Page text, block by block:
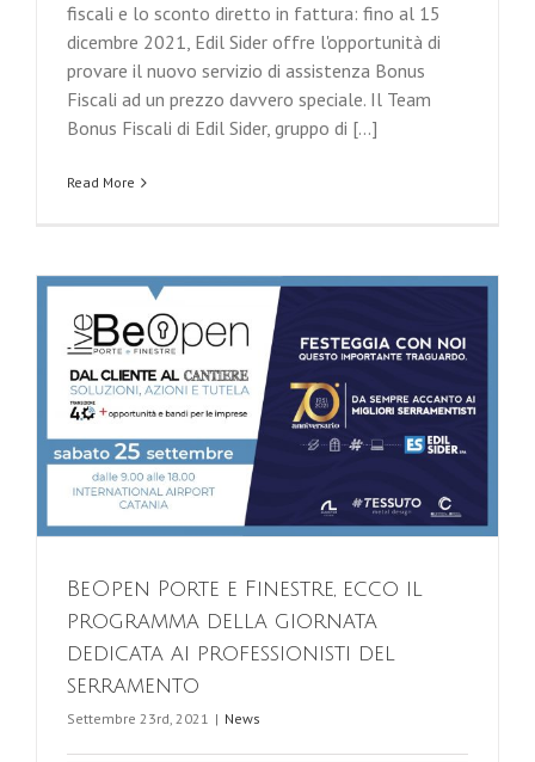
fiscali e lo sconto diretto in fattura: fino al 15
dicembre 2021, Edil Sider offre l'opportunità di
provare il nuovo servizio di assistenza Bonus
Fiscali ad un prezzo davvero speciale. Il Team
Bonus Fiscali di Edil Sider, gruppo di [...]
Read More
BeOpen Porte e Finestre, ecco il
programma della giornata
dedicata ai professionisti del
serramento
Settembre 23rd, 2021 | News